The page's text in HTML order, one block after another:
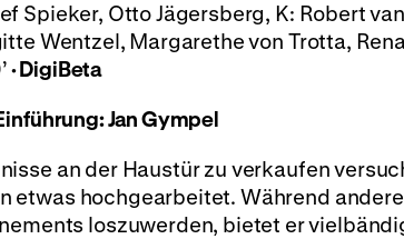
Spieker, Otto Jägersberg, K: Robert van
Wentzel, Margarethe von Trotta,
· DigiBeta
Jan Gympel
an der Haustür zu verkaufen
etwas hochgearbeitet. Während
loszuwerden, bietet er